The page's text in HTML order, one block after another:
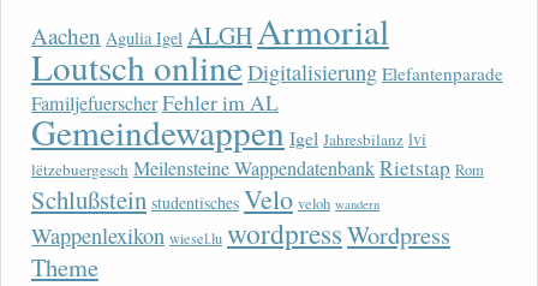
Aachen Agulia Igel ALGHArmorial
Loutsch onlineDigitalisierung Elefantenparade
FamiljefuerscherFehler im AL
Gemeindewappen Igel Jahresbilanz lvi
lëtzebuergesch Meilensteine WappendatenbankRietstap Rom
Schlußstein studentisches Velo veloh wandern
Wappenlexikon wiesel.lu wordpressWordpress
Theme